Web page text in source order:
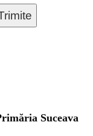
Suceava